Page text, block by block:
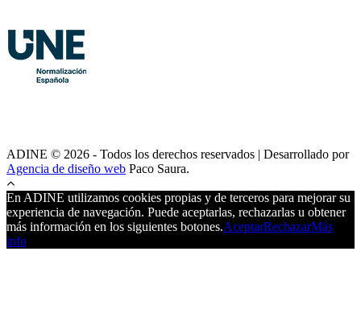
ADINE © 2026 - Todos los derechos reservados | Desarrollado por
Agencia de diseño web Paco Saura.
En ADINE utilizamos cookies propias y de terceros para mejorar su
experiencia de navegación. Puede aceptarlas, rechazarlas u obtener
más información en los siguientes botones.AceptarRechazarMás
info